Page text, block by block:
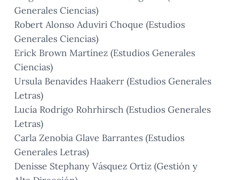
Generales Ciencias)
Robert Alonso Aduviri Choque (Estudios
Generales Ciencias)
Erick Brown Martínez (Estudios Generales
Ciencias)
Ursula Benavides Haakerr (Estudios Generales
Letras)
Lucía Rodrigo Rohrhirsch (Estudios Generales
Letras)
Carla Zenobia Glave Barrantes (Estudios
Generales Letras)
Denisse Stephany Vásquez Ortiz (Gestión y